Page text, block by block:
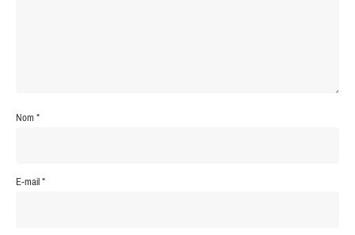
Nom*
E-mail*